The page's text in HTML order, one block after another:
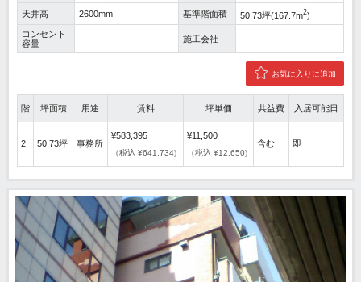
天井高 2600mm 基準階面積 50.73坪(167.7m2)
コンセント
容量
- 施工会社
お気に入りに追加
階 坪面積 用途 賃料 坪単価 共益費 入居可能日
2 50.73坪 事務所
¥583,395
（税込 ¥641,734)
¥11,500
（税込 ¥12,650)
含む 即